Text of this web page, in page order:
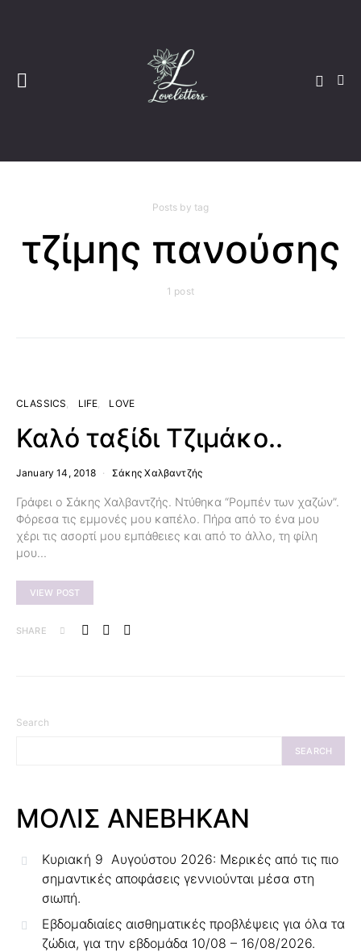
Posts by tag
τζίμης πανούσης
1 post
CLASSICS LIFE LOVE
Καλό ταξίδι Τζιμάκο..
January 14, 2018 Σάκης Χαλβαντζής
Γράφει ο Σάκης Χαλβαντζής. Ντύθηκα “Ρομπέν των χαζών”.
Φόρεσα τις εμμονές μου καπέλο. Πήρα από το ένα μου
χέρι τις ασορτί μου εμπάθειες και από το άλλο, τη φίλη
μου…
VIEW POST
SHARE
Search
SEARCH
ΜΟΛΙΣ ΑΝΕΒΗΚΑΝ
Κυριακή 9 Αυγούστου 2026: Μερικές από τις πιο
σημαντικές αποφάσεις γεννιούνται μέσα στη
σιωπή.
Εβδομαδιαίες αισθηματικές προβλέψεις για όλα τα
ζώδια, για την εβδομάδα 10/08 – 16/08/2026.